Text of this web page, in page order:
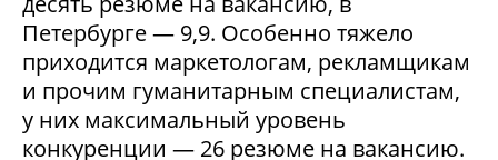
Петербурге — 9,9. Особенно тяжело
приходится маркетологам, рекламщикам
и прочим гуманитарным специалистам,
у них максимальный уровень
конкуренции — 26 резюме на вакансию.